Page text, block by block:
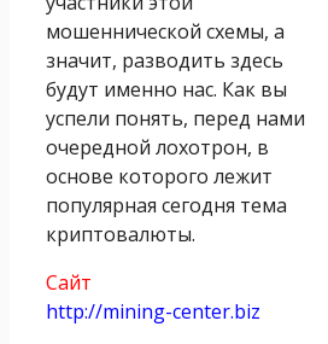
мошеннической схемы, а
значит, разводить здесь
будут именно нас. Как вы
успели понять, перед нами
очередной лохотрон, в
основе которого лежит
популярная сегодня тема
криптовалюты.
Сайт
http://mining-center.biz